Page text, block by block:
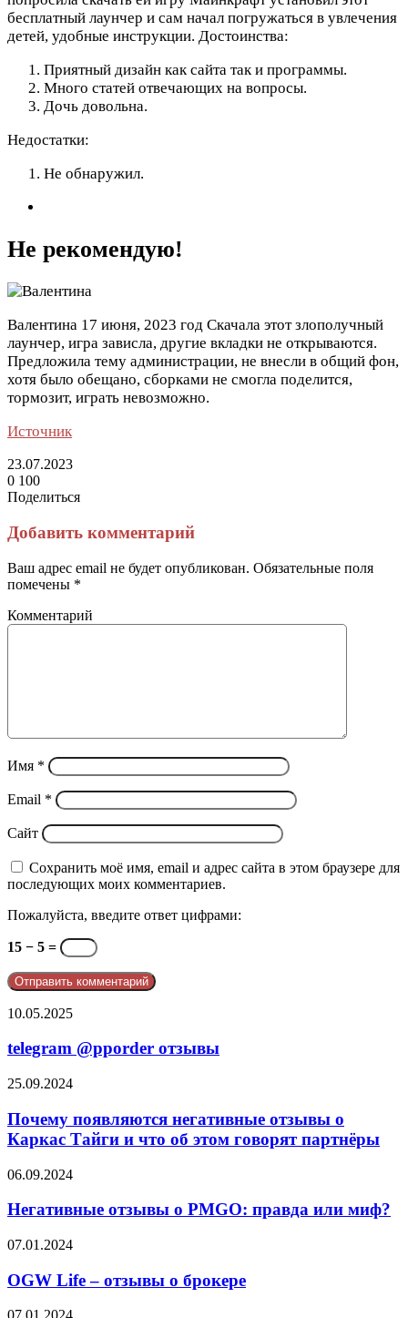
бесплатный лаунчер и сам начал погружаться в увлечения
детей, удобные инструкции. Достоинства:
Приятный дизайн как сайта так и программы.
Много статей отвечающих на вопросы.
Дочь довольна.
Недостатки:
Не обнаружил.
Не рекомендую!
Валентина 17 июня, 2023 год Скачала этот злополучный
лаунчер, игра зависла, другие вкладки не открываются.
Предложила тему администрации, не внесли в общий фон,
хотя было обещано, сборками не смогла поделится,
тормозит, играть невозможно.
Источник
23.07.2023
0 100
Поделиться
через
электронную
почту
Добавить комментарий
Ваш адрес email не будет опубликован. Обязательные поля
помечены *
Комментарий
Имя *
Email *
Сайт
Сохранить моё имя, email и адрес сайта в этом браузере для
последующих моих комментариев.
Пожалуйста, введите ответ цифрами:
15 − 5 =
telegram
отзывы
10.05.2025
telegram @pporder отзывы
Почему
негативные
отзывы
о
Тайги
что
этом
партнёры
25.09.2024
Почему появляются негативные отзывы о
Каркас Тайги и что об этом говорят партнёры
Негативные
о
правда
миф?
06.09.2024
Негативные отзывы о PMGO: правда или миф?
OGW
–
отзывы
о
07.01.2024
OGW Life – отзывы о брокере
Франшиза